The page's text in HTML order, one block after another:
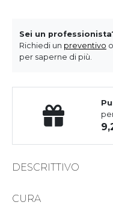
Sei un
Richiedi un preventivo o
per saperne di più.
DESCRITTIVO
CURA